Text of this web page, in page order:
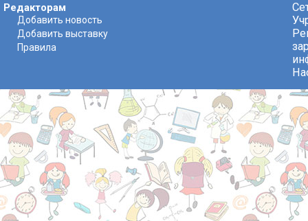
Редакторам
Добавить новость
Добавить выставку
Правила